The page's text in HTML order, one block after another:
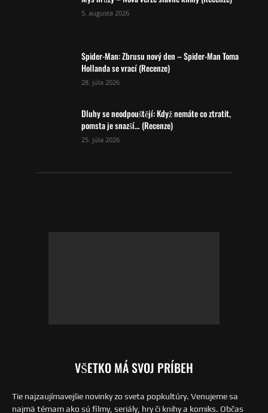
5. augusta 2026
Spider-Man: Zbrusu nový den – Spider-Man Toma
Hollanda se vrací (Recenze)
28. júla 2026
Dluhy se neodpouštějí: Když nemáte co ztratit,
pomsta je snazší… (Recenze)
25. júla 2026
VŠETKO MÁ SVOJ PRÍBEH
Tie najzaujímavejšie novinky zo sveta popkultúry. Venujeme sa
najmä témam ako sú filmy, seriály, hry či knihy a komiks. Občas